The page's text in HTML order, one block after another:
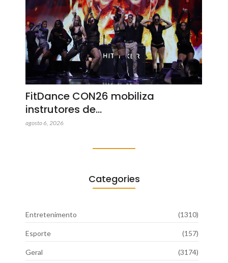
FitDance CON26 mobiliza
instrutores de…
agosto 6, 2026
Categories
Entretenimento (1310)
Esporte (157)
Geral (3174)